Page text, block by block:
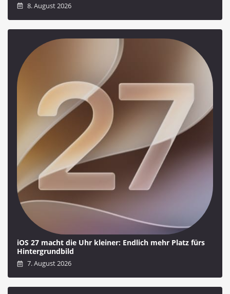
8. August 2026
iOS 27 macht die Uhr kleiner: Endlich mehr Platz fürs
Hintergrundbild
7. August 2026